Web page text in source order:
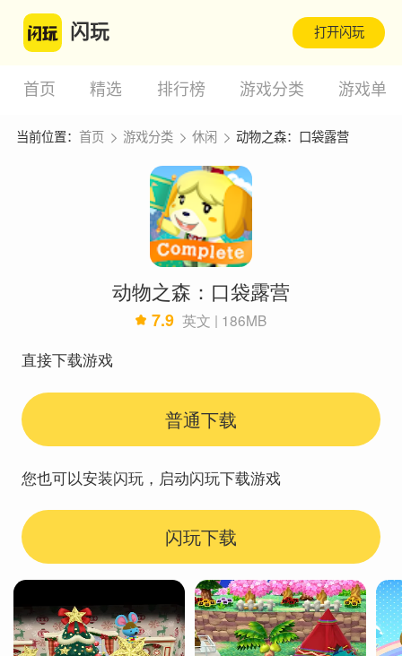
闪玩 打开闪玩
首页 精选 排行榜 游戏分类 游戏单
当前位置： 首页 游戏分类 休闲 动物之森：口袋露营
动物之森：口袋露营
7.9 英文 | 186MB
直接下载游戏
普通下载
您也可以安装闪玩，启动闪玩下载游戏
闪玩下载